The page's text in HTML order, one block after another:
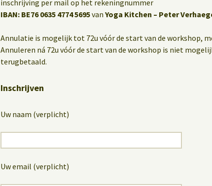
inschrijving per mail op het rekeningnummer
IBAN: BE76 0635 4774 5695van Yoga Kitchen – Peter
Annulatie is mogelijk tot 72u vóór de start van de workshop,
Annuleren ná 72u vóór de start van de workshop is niet
terugbetaald.
Inschrijven
Uw naam (verplicht)
Uw email (verplicht)